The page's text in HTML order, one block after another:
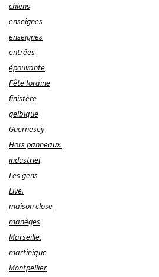
chiens
enseignes
enseignes
entrées
épouvante
Fête foraine
finistère
gelbique
Guernesey
Hors panneaux.
industriel
Les gens
Live.
maison close
manèges
Marseille.
martinique
Montpellier